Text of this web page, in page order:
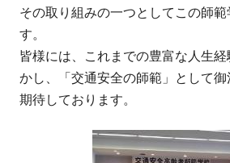
その取り組みの一つとしてこの師
す。
皆様には、これまでの豊富な人生
かし、「交通安全の師範」として
期待しております。